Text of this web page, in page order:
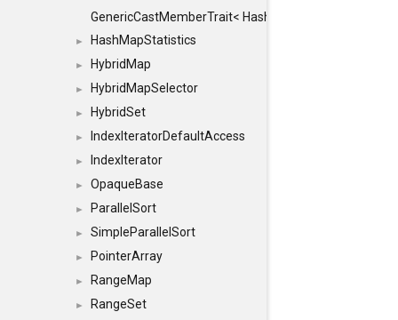
GenericCastMemberTrait< HashSet< TO >, HashSet<
► HashMapStatistics
► HybridMap
► HybridMapSelector
► HybridSet
► IndexIteratorDefaultAccess
► IndexIterator
► OpaqueBase
► ParallelSort
► SimpleParallelSort
► PointerArray
► RangeMap
► RangeSet